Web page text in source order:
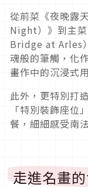
從前菜《夜晚露
Night）》到主
Bridge at Arles
魂般的筆觸，化
畫作中的沉浸式
此外，更特別打
「特別裝飾座位
餐，細細感受南
走進名畫